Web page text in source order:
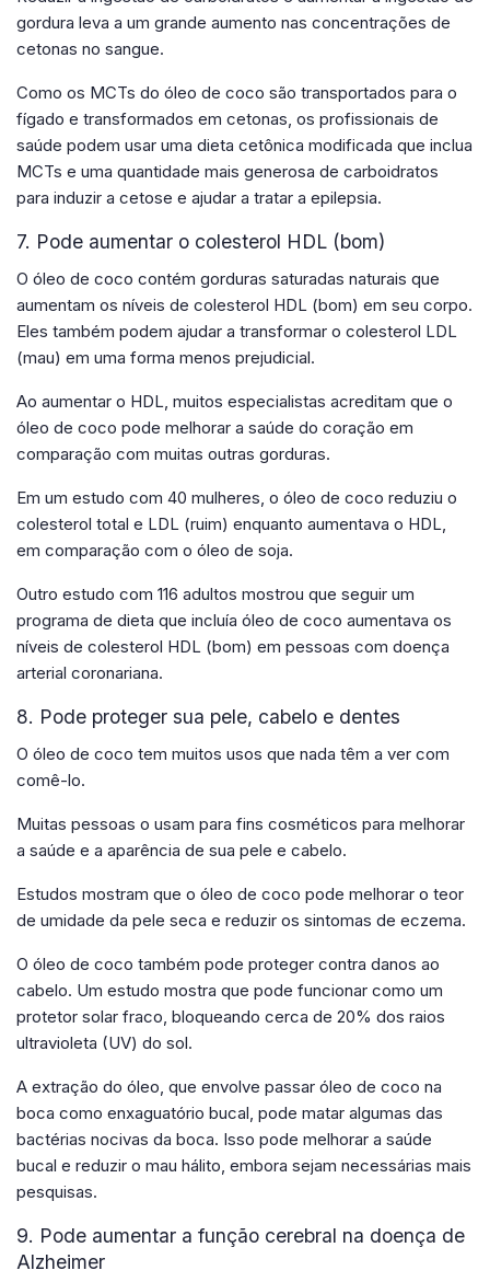
gordura leva a um grande aumento nas concentrações de
cetonas no sangue.
Como os MCTs do óleo de coco são transportados para o
fígado e transformados em cetonas, os profissionais de
saúde podem usar uma dieta cetônica modificada que inclua
MCTs e uma quantidade mais generosa de carboidratos
para induzir a cetose e ajudar a tratar a epilepsia.
7. Pode aumentar o colesterol HDL (bom)
O óleo de coco contém gorduras saturadas naturais que
aumentam os níveis de colesterol HDL (bom) em seu corpo.
Eles também podem ajudar a transformar o colesterol LDL
(mau) em uma forma menos prejudicial.
Ao aumentar o HDL, muitos especialistas acreditam que o
óleo de coco pode melhorar a saúde do coração em
comparação com muitas outras gorduras.
Em um estudo com 40 mulheres, o óleo de coco reduziu o
colesterol total e LDL (ruim) enquanto aumentava o HDL,
em comparação com o óleo de soja.
Outro estudo com 116 adultos mostrou que seguir um
programa de dieta que incluía óleo de coco aumentava os
níveis de colesterol HDL (bom) em pessoas com doença
arterial coronariana.
8. Pode proteger sua pele, cabelo e dentes
O óleo de coco tem muitos usos que nada têm a ver com
comê-lo.
Muitas pessoas o usam para fins cosméticos para melhorar
a saúde e a aparência de sua pele e cabelo.
Estudos mostram que o óleo de coco pode melhorar o teor
de umidade da pele seca e reduzir os sintomas de eczema.
O óleo de coco também pode proteger contra danos ao
cabelo. Um estudo mostra que pode funcionar como um
protetor solar fraco, bloqueando cerca de 20% dos raios
ultravioleta (UV) do sol.
A extração do óleo, que envolve passar óleo de coco na
boca como enxaguatório bucal, pode matar algumas das
bactérias nocivas da boca. Isso pode melhorar a saúde
bucal e reduzir o mau hálito, embora sejam necessárias mais
pesquisas.
9. Pode aumentar a função cerebral na doença de
Alzheimer